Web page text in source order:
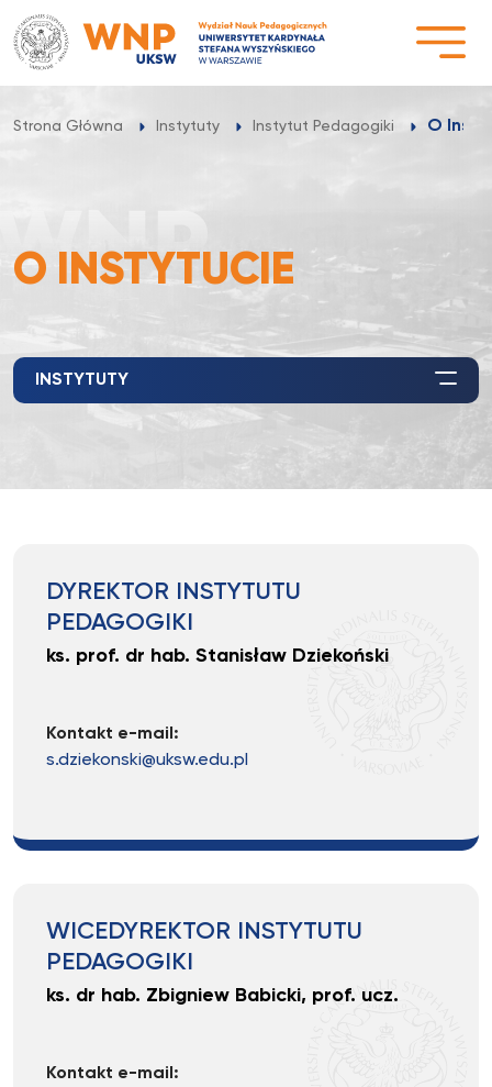
Przejdź
do
treści
Strona Główna Instytuty Instytut Pedagogiki O
O INSTYTUCIE
INSTYTUTY
DYREKTOR INSTYTUTU
PEDAGOGIKI
ks. prof. dr hab. Stanisław Dziekoński
Kontakt e-mail:
s.dziekonski@uksw.edu.pl
WICEDYREKTOR INSTYTUTU
PEDAGOGIKI
ks. dr hab. Zbigniew Babicki, prof. ucz.
Kontakt e-mail: